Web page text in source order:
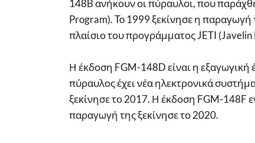
148B ανήκουν οι πύραυλοι, που
Program). To 1999 ξεκίνησε η παραγωγή
πλαίσιο του προγράμματος JETI
Η έκδοση FGM-148D είναι η
πύραυλος έχει νέα ηλεκτρονικά
ξεκίνησε το 2017. Η έκδοση FGM-148F
παραγωγή της ξεκίνησε το 2020.